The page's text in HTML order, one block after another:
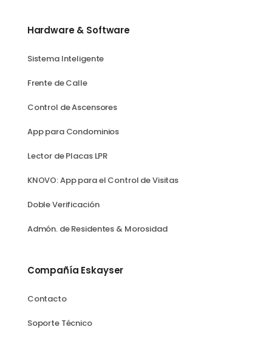
Hardware & Software
Sistema Inteligente
Frente de Calle
Control de Ascensores
App para Condominios
Lector de Placas LPR
KNOVO: App para el Control de Visitas
Doble Verificación
Admón. de Residentes & Morosidad
Compañía Eskayser
Contacto
Soporte Técnico